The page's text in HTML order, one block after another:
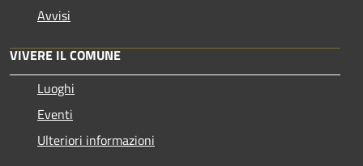
Avvisi
VIVERE IL COMUNE
Luoghi
Eventi
Ulteriori informazioni